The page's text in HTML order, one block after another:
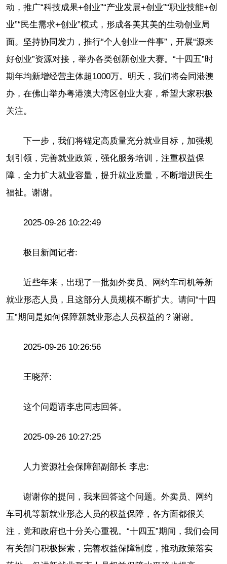
动，推广“科技成果+创业”“产业发展+创业”“职业技能+创
业”“民生需求+创业”模式，形成各美其美的生动创业局
面。坚持协同发力，推行“个人创业一件事”，开展“源来
好创业”资源对接，举办各类创新创业大赛。“十四五”时
期年均新增经营主体超1000万。明天，我们将会同港澳
办，在佛山举办粤港澳大湾区创业大赛，希望大家积极
关注。
下一步，我们将锚定高质量充分就业目标，加强规
划引领，完善就业政策，强化服务培训，注重权益保
障，全力扩大就业容量，提升就业质量，不断增进民生
福祉。谢谢。
2025-09-26 10:22:49
极目新闻记者:
近些年来，出现了一批如外卖员、网约车司机等新
就业形态人员，且这部分人员规模不断扩大。请问“十四
五”期间是如何保障新就业形态人员权益的？谢谢。
2025-09-26 10:26:56
王晓萍:
这个问题请李忠同志回答。
2025-09-26 10:27:25
人力资源社会保障部副部长 李忠:
谢谢你的提问，我来回答这个问题。外卖员、网约
车司机等新就业形态人员的权益保障，各方面都很关
注，党和政府也十分关心重视。“十四五”期间，我们会同
有关部门积极探索，完善权益保障制度，推动政策落实